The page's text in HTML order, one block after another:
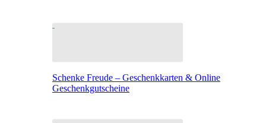
Schenke Freude – Geschenkkarten & Online
Geschenkgutscheine